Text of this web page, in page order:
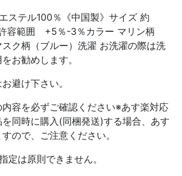
ステル100％《中国製》サイズ 約
容範囲 +5％-3％カラー マリン柄
スク柄（ブルー）洗濯 お洗濯の際は洗
お勧めします。
避け下さい。
容を必ずご確認ください※あす楽対応
同時に購入(同梱発送)する場合、あす
ので、ご注意ください。
定は原則できません。